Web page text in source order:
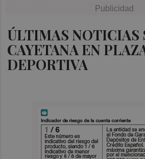
ÚLTIMAS NOTICIAS
CAYETANA EN
DEPORTIVA